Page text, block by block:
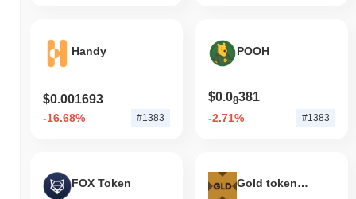
Handy
$0.001693
-16.68% #1383
POOH
$0.08381
-2.71% #1383
FOX Token Gold tokenized ETF (xStock)